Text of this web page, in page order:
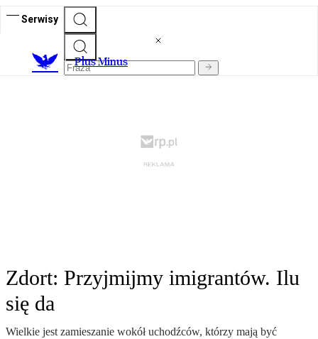
Serwisy
Plus Minus
Zdort: Przyjmijmy imigrantów. Ilu
się da
Wielkie jest zamieszanie wokół uchodźców, którzy mają być